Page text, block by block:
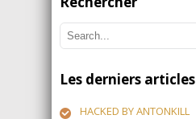
Les derniers articles
HACKED BY ANTONKILL